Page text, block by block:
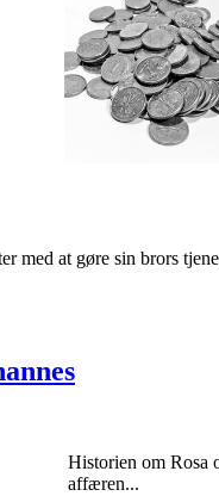
med at gøre sin brors
Historien om Rosa
affæren...